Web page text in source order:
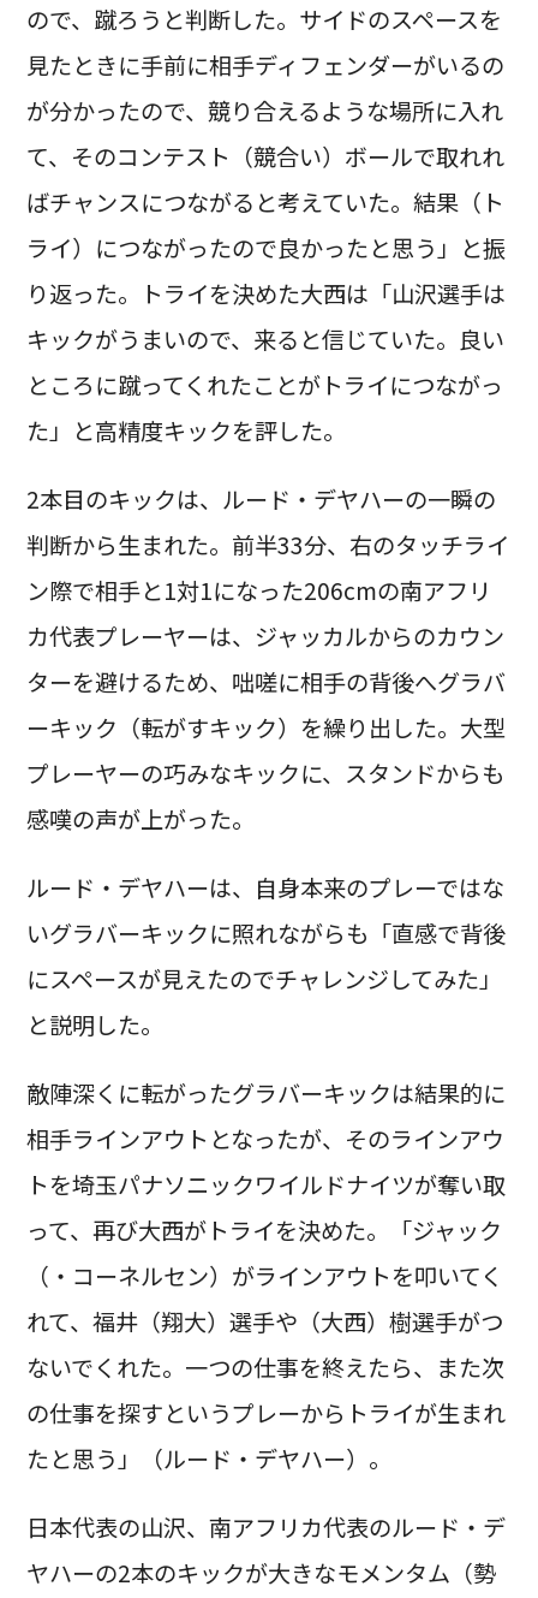
ので、蹴ろうと判断した。サイドのスペースを
見たときに手前に相手ディフェンダーがいるの
が分かったので、競り合えるような場所に入れ
て、そのコンテスト（競合い）ボールで取れれ
ばチャンスにつながると考えていた。結果（ト
ライ）につながったので良かったと思う」と振
り返った。トライを決めた大西は「山沢選手は
キックがうまいので、来ると信じていた。良い
ところに蹴ってくれたことがトライにつながっ
た」と高精度キックを評した。
2本目のキックは、ルード・デヤハーの一瞬の
判断から生まれた。前半33分、右のタッチライ
ン際で相手と1対1になった206cmの南アフリ
カ代表プレーヤーは、ジャッカルからのカウン
ターを避けるため、咄嗟に相手の背後へグラバ
ーキック（転がすキック）を繰り出した。大型
プレーヤーの巧みなキックに、スタンドからも
感嘆の声が上がった。
ルード・デヤハーは、自身本来のプレーではな
いグラバーキックに照れながらも「直感で背後
にスペースが見えたのでチャレンジしてみた」
と説明した。
敵陣深くに転がったグラバーキックは結果的に
相手ラインアウトとなったが、そのラインアウ
トを埼玉パナソニックワイルドナイツが奪い取
って、再び大西がトライを決めた。「ジャック
（・コーネルセン）がラインアウトを叩いてく
れて、福井（翔大）選手や（大西）樹選手がつ
ないでくれた。一つの仕事を終えたら、また次
の仕事を探すというプレーからトライが生まれ
たと思う」（ルード・デヤハー）。
日本代表の山沢、南アフリカ代表のルード・デ
ヤハーの2本のキックが大きなモメンタム（勢